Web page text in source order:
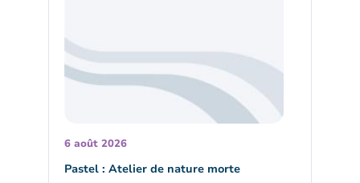
6 août 2026
Pastel : Atelier de nature morte